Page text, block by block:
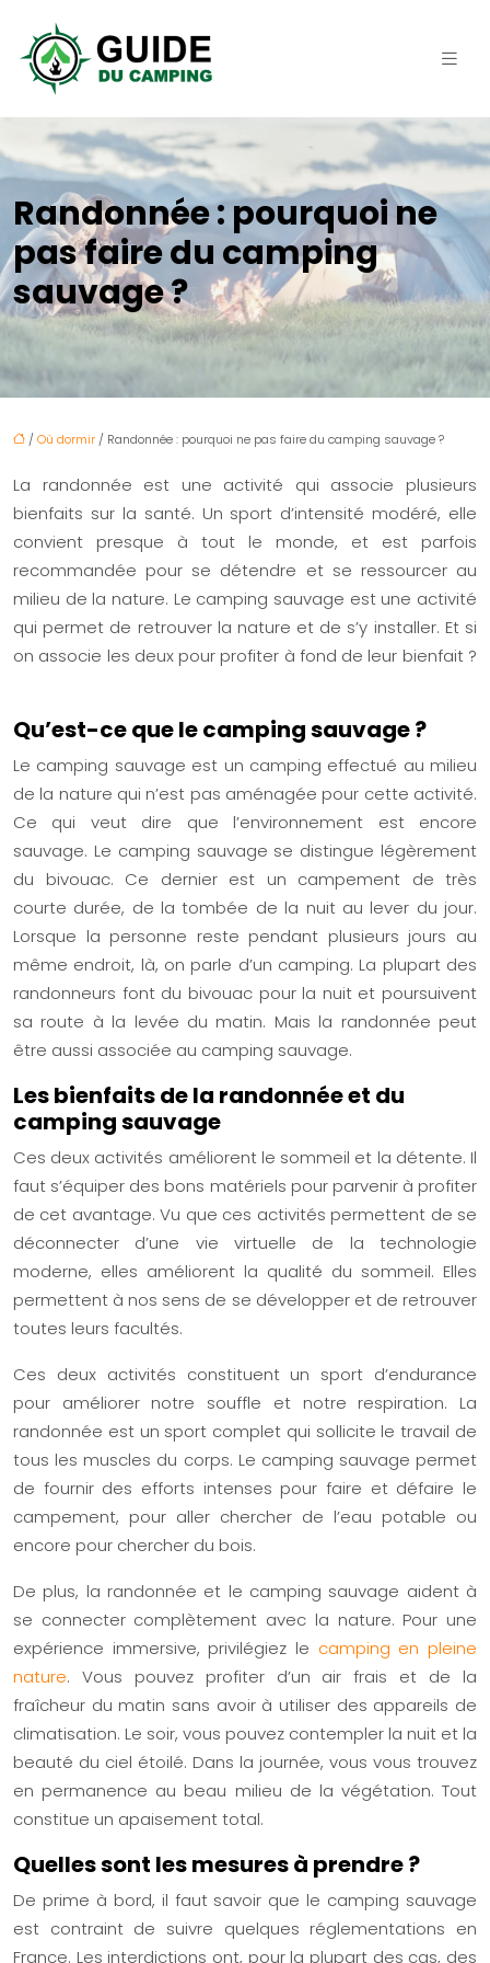
Randonnée : pourquoi ne
pas faire du camping
sauvage ?
/Où dormir / Randonnée : pourquoi ne pas faire du camping sauvage ?
La randonnée est une activité qui associe plusieurs
bienfaits sur la santé. Un sport d’intensité modéré, elle
convient presque à tout le monde, et est parfois
recommandée pour se détendre et se ressourcer au
milieu de la nature. Le camping sauvage est une activité
qui permet de retrouver la nature et de s’y installer. Et si
on associe les deux pour profiter à fond de leur bienfait ?
Qu’est-ce que le camping sauvage ?
Le camping sauvage est un camping effectué au milieu
de la nature qui n’est pas aménagée pour cette activité.
Ce qui veut dire que l’environnement est encore
sauvage. Le camping sauvage se distingue légèrement
du bivouac. Ce dernier est un campement de très
courte durée, de la tombée de la nuit au lever du jour.
Lorsque la personne reste pendant plusieurs jours au
même endroit, là, on parle d’un camping. La plupart des
randonneurs font du bivouac pour la nuit et poursuivent
sa route à la levée du matin. Mais la randonnée peut
être aussi associée au camping sauvage.
Les bienfaits de la randonnée et du
camping sauvage
Ces deux activités améliorent le sommeil et la détente. Il
faut s’équiper des bons matériels pour parvenir à profiter
de cet avantage. Vu que ces activités permettent de se
déconnecter d’une vie virtuelle de la technologie
moderne, elles améliorent la qualité du sommeil. Elles
permettent à nos sens de se développer et de retrouver
toutes leurs facultés.
Ces deux activités constituent un sport d’endurance
pour améliorer notre souffle et notre respiration. La
randonnée est un sport complet qui sollicite le travail de
tous les muscles du corps. Le camping sauvage permet
de fournir des efforts intenses pour faire et défaire le
campement, pour aller chercher de l’eau potable ou
encore pour chercher du bois.
De plus, la randonnée et le camping sauvage aident à
se connecter complètement avec la nature. Pour une
expérience immersive, privilégiez le camping en pleine
nature. Vous pouvez profiter d’un air frais et de la
fraîcheur du matin sans avoir à utiliser des appareils de
climatisation. Le soir, vous pouvez contempler la nuit et la
beauté du ciel étoilé. Dans la journée, vous vous trouvez
en permanence au beau milieu de la végétation. Tout
constitue un apaisement total.
Quelles sont les mesures à prendre ?
De prime à bord, il faut savoir que le camping sauvage
est contraint de suivre quelques réglementations en
France. Les interdictions ont, pour la plupart des cas, des